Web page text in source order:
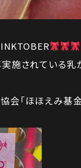
施されている乳
「ほほえみ基金